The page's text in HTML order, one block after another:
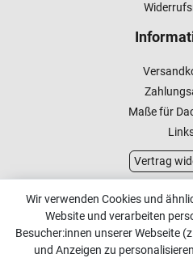
Maße für
Vertrag
Online
Wir verwenden Cookies und
Website und verarbeiten
Besucher:innen unserer Webseite
und Anzeigen zu